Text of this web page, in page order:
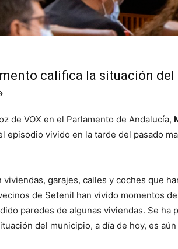
califica la situación del
de VOX en el Parlamento de Andalucía,
episodio vivido en la tarde del pasado
garajes, calles y coches que
de Setenil han vivido momentos
paredes de algunas viviendas. Se ha
del municipio, a día de hoy, es aún